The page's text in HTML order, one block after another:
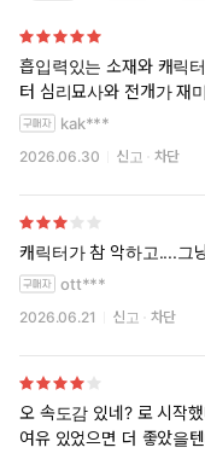
흡입력있는 소재와 캐릭
터 심리묘사와 전개가 재
kak***
2026.06.30 신고 차단
캐릭터가 참 악하고....그
ott***
2026.06.21 신고 차단
오 속도감 있네? 로 시작
여유 있었으면 더 좋았을